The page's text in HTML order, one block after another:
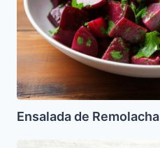
Ensalada de Remolacha